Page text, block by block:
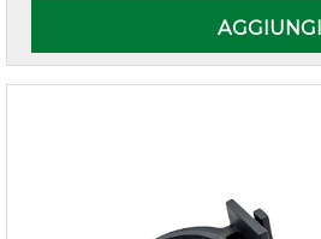
AGGIUNGI